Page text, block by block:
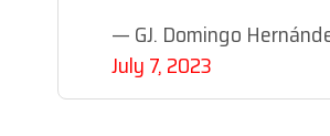
— GJ. Domingo
July 7, 2023